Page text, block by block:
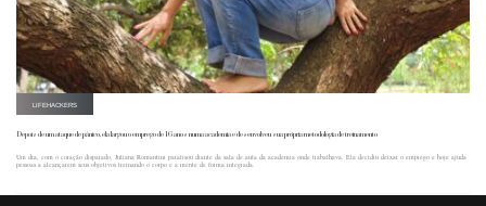
LIFEHACKERS
Depois de um ataque de pânico, ela largou o emprego de 16 anos numa academia e desenvolveu sua própria metodologia de treinamento
Um dia, com o coração disparado, Juliana Romantini paralisou diante da sala de aula da academia onde trabalhava. Ela decidiu deixar o emprego e hoje ajuda
pessoas a alcançarem seus objetivos treinando o corpo e a mente de forma integrada.